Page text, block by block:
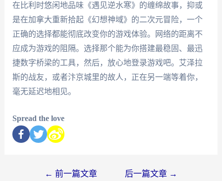
在比利时悠闲地品味《遇见逆水寒》的缠绵故事，抑或
是在加拿大重新拾起《幻想神域》的二次元冒险，一个
正确的选择都能彻底改变你的游戏体验。网络的距离不
应成为游戏的阻隔。选择那个能为你搭建最稳固、最迅
捷数字桥梁的工具，然后，放心地登录游戏吧。艾泽拉
斯的战友，或者汴京城里的故人，正在另一端等着你，
毫无延迟地相见。
Spread the love
← 前一篇文章 后一篇文章 →